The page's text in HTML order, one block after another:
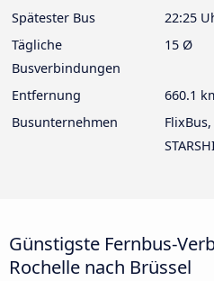
Spätester Bus
22:25
Tägliche
Busverbindungen
15 Ø
Entfernung
660.1
Busunternehmen
Günstigste Fernbus-
Rochelle nach Brüssel